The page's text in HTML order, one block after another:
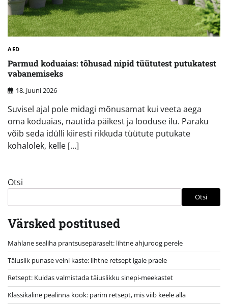
AED
Parmud koduaias: tõhusad nipid tüütutest putukatest
vabanemiseks
18. Juuni 2026
Suvisel ajal pole midagi mõnusamat kui veeta aega
oma koduaias, nautida päikest ja looduse ilu. Paraku
võib seda idülli kiiresti rikkuda tüütute putukate
kohalolek, kelle […]
Otsi
Otsi
Värsked postitused
Mahlane sealiha prantsusepäraselt: lihtne ahjuroog perele
Täiuslik punase veini kaste: lihtne retsept igale praele
Retsept: Kuidas valmistada täiuslikku sinepi-meekastet
Klassikaline pealinna kook: parim retsept, mis viib keele alla